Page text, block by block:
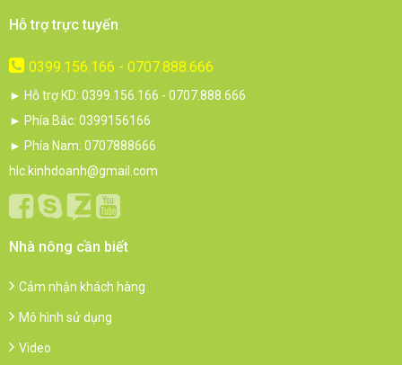
Hỗ trợ trực tuyến
0399.156.166 - 0707.888.666
► Hỗ trợ KD: 0399.156.166 - 0707.888.666
► Phía Bắc: 0399156166
► Phía Nam: 0707888666
hlc.kinhdoanh@gmail.com
Nhà nông cần biết
Cảm nhận khách hàng
Mô hình sử dụng
Video